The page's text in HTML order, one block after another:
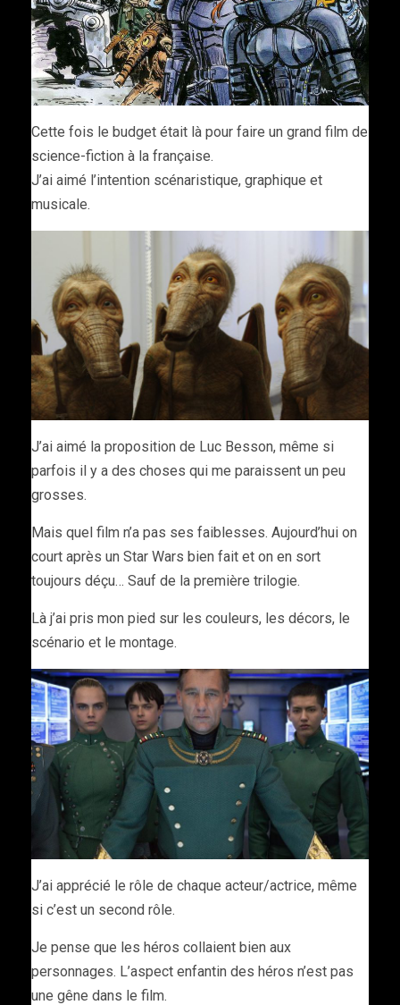
Cette fois le budget était là pour faire un grand film de
science-fiction à la française.
J’ai aimé l’intention scénaristique, graphique et
musicale.
J’ai aimé la proposition de Luc Besson, même si
parfois il y a des choses qui me paraissent un peu
grosses.
Mais quel film n’a pas ses faiblesses. Aujourd’hui on
court après un Star Wars bien fait et on en sort
toujours déçu… Sauf de la première trilogie.
Là j’ai pris mon pied sur les couleurs, les décors, le
scénario et le montage.
J’ai apprécié le rôle de chaque acteur/actrice, même
si c’est un second rôle.
Je pense que les héros collaient bien aux
personnages. L’aspect enfantin des héros n’est pas
une gêne dans le film.